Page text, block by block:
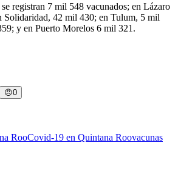
registran 7 mil 548 vacunados; en Lázaro
Solidaridad, 42 mil 430; en Tulum, 5 mil
y en Puerto Morelos 6 mil 321.
😠0
RooCovid-19 en Quintana Roovacunas